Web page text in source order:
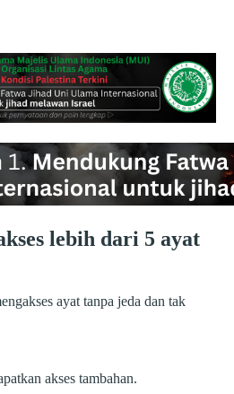
lebih dari 5 ayat
ayat tanpa jeda dan tak
akses tambahan.